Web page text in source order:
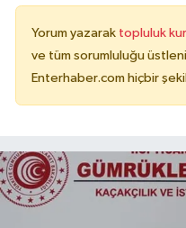
Yorum yazarak topluluk
ve tüm sorumluluğu
Enterhaber.com hiçbir